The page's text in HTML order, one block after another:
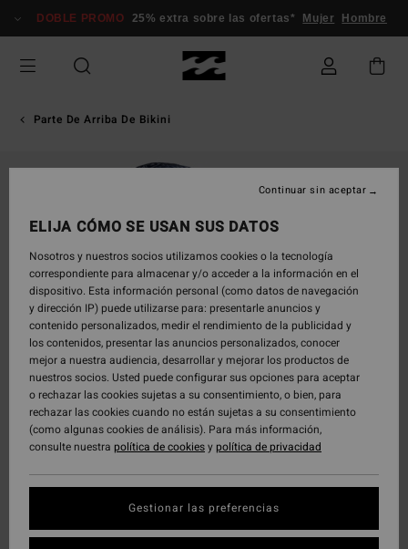
información
DOBLE PROMO 25% extra sobre las ofertas* Mujer Hombre
Parte De Arriba De Bikini
ELIJA CÓMO SE USAN SUS DATOS
Nosotros y nuestros socios utilizamos cookies o la tecnología
correspondiente para almacenar y/o acceder a la información en el
dispositivo. Esta información personal (como datos de navegación
y dirección IP) puede utilizarse para: presentarle anuncios y
contenido personalizados, medir el rendimiento de la publicidad y
los contenidos, presentar las anuncios personalizados, conocer
mejor a nuestra audiencia, desarrollar y mejorar los productos de
nuestros socios. Usted puede configurar sus opciones para aceptar
o rechazar las cookies sujetas a su consentimiento, o bien, para
rechazar las cookies cuando no están sujetas a su consentimiento
(como algunas cookies de análisis). Para más información,
consulte nuestra política de cookiesypolítica de privacidad
Gestionar las preferencias
Continuar sin aceptar